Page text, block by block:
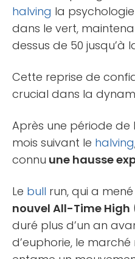
halving la
dans le vert,
dessus de 50 jusqu’à
Cette reprise de
crucial dans la
Après une période de
mois suivant le halving
connu une hausse
Le bull run, qui a
nouvel All-Time High
duré plus d’un an
d’euphorie, le